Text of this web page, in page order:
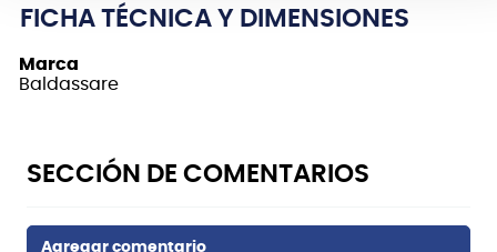
FICHA TÉCNICA Y DIMENSIONES
Marca
Baldassare